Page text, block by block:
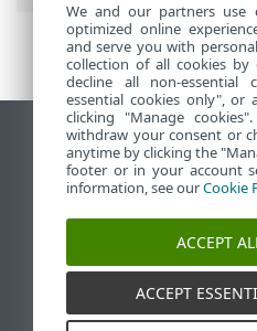
Vis computerwebsted
End of Life
ESET-vidensbase
ESET-forum
ESET Status Portal
Regional support
We and our partners
optimized online
and serve you with
collection of all cookies by
decline all non-essential
essential cookies only", or
clicking "Manage
withdraw your consent or
anytime by clicking the
footer or in your account
information, see ourCookie
ACCEPT
ACCEPT